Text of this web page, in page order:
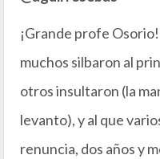
¡Grande profe
muchos silbaron al
otros insultaron (la
levanto), y al que
renuncia, dos años y